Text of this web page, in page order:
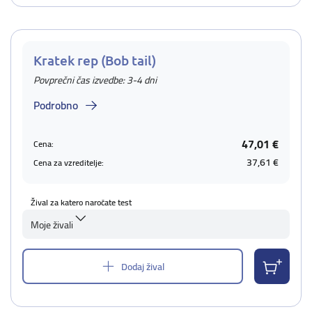
Kratek rep (Bob tail)
Povprečni čas izvedbe: 3-4 dni
Podrobno
Cena: 47,01 €
Cena za vzreditelje: 37,61 €
Žival za katero naročate test
Moje živali
Dodaj žival